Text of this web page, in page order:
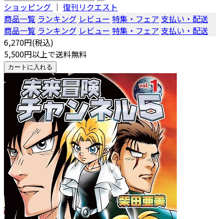
ショッピング ｜ 復刊リクエスト
商品一覧 ランキング レビュー 特集・フェア 支払い・配送
商品一覧 ランキング レビュー 特集・フェア 支払い・配送
6,270円(税込)
5,500円以上で送料無料
カートに入れる